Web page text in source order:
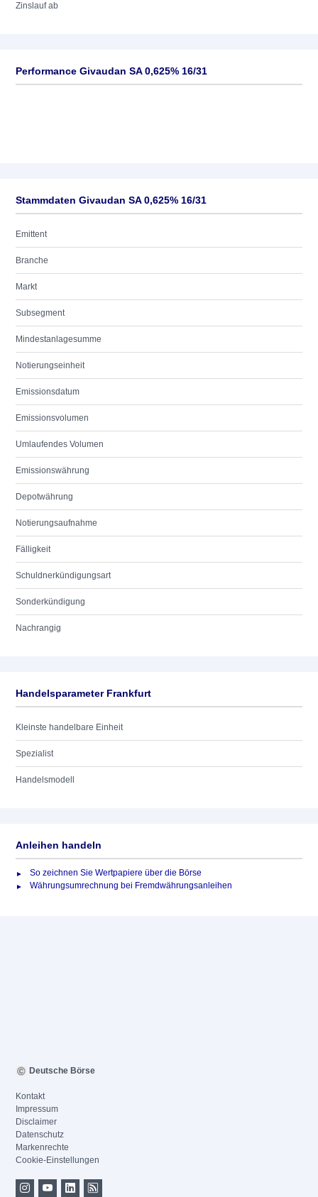
Zinslauf ab
Performance Givaudan SA 0,625% 16/31
Stammdaten Givaudan SA 0,625% 16/31
Emittent
Branche
Markt
Subsegment
Mindestanlagesumme
Notierungseinheit
Emissionsdatum
Emissionsvolumen
Umlaufendes Volumen
Emissionswährung
Depotwährung
Notierungsaufnahme
Fälligkeit
Schuldnerkündigungsart
Sonderkündigung
Nachrangig
Handelsparameter Frankfurt
Kleinste handelbare Einheit
Spezialist
Handelsmodell
Anleihen handeln
So zeichnen Sie Wertpapiere über die Börse
Währungsumrechnung bei Fremdwährungsanleihen
Deutsche Börse
Kontakt
Impressum
Disclaimer
Datenschutz
Markenrechte
Cookie-Einstellungen